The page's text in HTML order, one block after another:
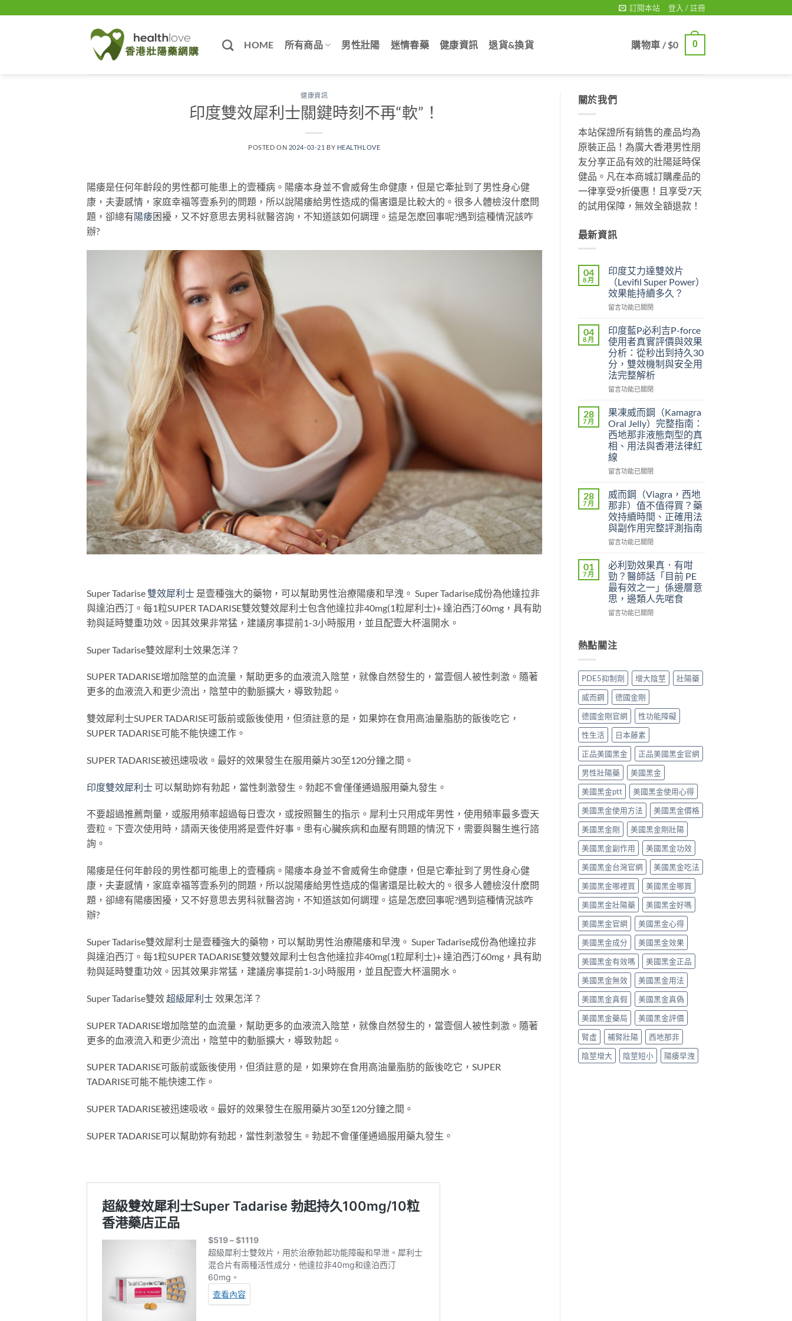
訂閱本站 登入 / 註冊
HOME 所有商品 男性壯陽 迷情春藥 健康資訊 退貨&換貨 購物車 /$0 0
健康資訊
印度雙效犀利士關鍵時刻不再“軟”！
POSTED ON 2024-03-21 BY HEALTHLOVE
陽痿是任何年齡段的男性都可能患上的壹種病。陽痿本身並不會威脅生命健康，但是它牽扯到了男性身心健
康，夫妻感情，家庭幸福等壹系列的問題，所以說陽痿給男性造成的傷害還是比較大的。很多人體檢沒什麽問
題，卻總有陽痿困擾，又不好意思去男科就醫咨詢，不知道該如何調理。這是怎麽回事呢?遇到這種情況該咋
辦?
Super Tadarise雙效犀利士 是壹種強大的藥物，可以幫助男性治療陽痿和早洩。 Super Tadarise成份為他達拉非
與達泊西汀。每1粒SUPER TADARISE雙效雙效犀利士包含他達拉非40mg(1粒犀利士)+ 達泊西汀60mg，具有助
勃與延時雙重功效。因其效果非常猛，建議房事提前1-3小時服用，並且配壹大杯溫開水。
Super Tadarise雙效犀利士效果怎洋？
SUPER TADARISE增加陰莖的血流量，幫助更多的血液流入陰莖，就像自然發生的，當壹個人被性刺激。隨著
更多的血液流入和更少流出，陰莖中的動脈擴大，導致勃起。
雙效犀利士SUPER TADARISE可飯前或飯後使用，但須註意的是，如果妳在食用高油量脂肪的飯後吃它，
SUPER TADARISE可能不能快速工作。
SUPER TADARISE被迅速吸收。最好的效果發生在服用藥片30至120分鐘之間。
印度雙效犀利士 可以幫助妳有勃起，當性刺激發生。勃起不會僅僅通過服用藥丸發生。
不要超過推薦劑量，或服用頻率超過每日壹次，或按照醫生的指示。犀利士只用成年男性，使用頻率最多壹天
壹粒。下壹次使用時，請兩天後使用將是壹件好事。患有心臟疾病和血壓有問題的情況下，需要與醫生進行諮
詢。
陽痿是任何年齡段的男性都可能患上的壹種病。陽痿本身並不會威脅生命健康，但是它牽扯到了男性身心健
康，夫妻感情，家庭幸福等壹系列的問題，所以說陽痿給男性造成的傷害還是比較大的。很多人體檢沒什麽問
題，卻總有陽痿困擾，又不好意思去男科就醫咨詢，不知道該如何調理。這是怎麽回事呢?遇到這種情況該咋
辦?
Super Tadarise雙效犀利士是壹種強大的藥物，可以幫助男性治療陽痿和早洩。 Super Tadarise成份為他達拉非
與達泊西汀。每1粒SUPER TADARISE雙效雙效犀利士包含他達拉非40mg(1粒犀利士)+ 達泊西汀60mg，具有助
勃與延時雙重功效。因其效果非常猛，建議房事提前1-3小時服用，並且配壹大杯溫開水。
Super Tadarise雙效超級犀利士 效果怎洋？
SUPER TADARISE增加陰莖的血流量，幫助更多的血液流入陰莖，就像自然發生的，當壹個人被性刺激。隨著
更多的血液流入和更少流出，陰莖中的動脈擴大，導致勃起。
SUPER TADARISE可飯前或飯後使用，但須註意的是，如果妳在食用高油量脂肪的飯後吃它，SUPER
TADARISE可能不能快速工作。
SUPER TADARISE被迅速吸收。最好的效果發生在服用藥片30至120分鐘之間。
SUPER TADARISE可以幫助妳有勃起，當性刺激發生。勃起不會僅僅通過服用藥丸發生。
關於我們
本站保證所有銷售的產品均為
原裝正品！為廣大香港男性朋
友分享正品有效的壯陽延時保
健品。凡在本商城訂購產品的
一律享受9折優惠！且享受7天
的試用保障，無效全額退款！
最新資訊
04
8 月
印度艾力達雙效片
（Levifil Super Power）
效果能持續多久？
在
度
艾
力
達
雙
效
片
Super
Power）
效
果
能
持
續
中
留言功能已關閉
04
8 月
印度藍P必利吉P-force
使用者真實評價與效果
分析：從秒出到持久30
分，雙效機制與安全用
法完整解析
在
度
藍
P
必
利
吉
P-
用
者
真
實
評
與
效
果
分
析：
從
到
持
30
分，
雙
機
制
與
安
全
用
法
完
整
解
析〉
中
留言功能已關閉
28
7 月
果凍威而鋼（Kamagra
Oral Jelly）完整指南：
西地那非液態劑型的真
相、用法與香港法律紅
線
在
凍
威
而
鋼
（Kamagra
Oral
完
整
指
南：
西
地
液
態
型
的
真
相、
用
法
與
香
港
法
律
紅
線〉
中
留言功能已關閉
28
7 月
威而鋼（Viagra，西地
那非）值不值得買？藥
效持續時間、正確用法
與副作用完整評測指南
在
而
鋼
（Viagra，
西
地
那
不
值
買？
藥
效
持
續
時
間、
正
確
用
法
與
副
作
用
完
整
評
測
指
南〉
中
留言功能已關閉
01
7 月
必利勁效果真．有咁
勁？醫師話「目前 PE
最有效之一」係邊層意
思，邊類人先啱食
在
勁
效
真．
有
咁
勁？
醫
師
「目
前
PE
最
有
效
之
一」
係
邊
層
意
思，
邊
類
人
先
啱
食〉
中
留言功能已關閉
熱點關注
PDE5抑制劑 增大陰莖
壯陽藥
威而鋼
德國金剛
德國金剛官網
性功能障礙
性生活
日本藤素
正品美國黑金
正品美國黑金官網
男性壯陽藥
美國黑金
美國黑金ptt
美國黑金使用心得
美國黑金使用方法
美國黑金價格
美國黑金剛
美國黑金剛壯陽
美國黑金副作用
美國黑金功效
美國黑金台灣官網
美國黑金吃法
美國黑金哪裡買
美國黑金哪買
美國黑金壯陽藥
美國黑金好嗎
美國黑金官網
美國黑金心得
美國黑金成分
美國黑金效果
美國黑金有效嗎
美國黑金正品
美國黑金無效
美國黑金用法
美國黑金真假
美國黑金真偽
美國黑金藥局
美國黑金評價
腎虛
補腎壯陽
西地那非
陰莖增大
陰莖短小 陽痿早洩